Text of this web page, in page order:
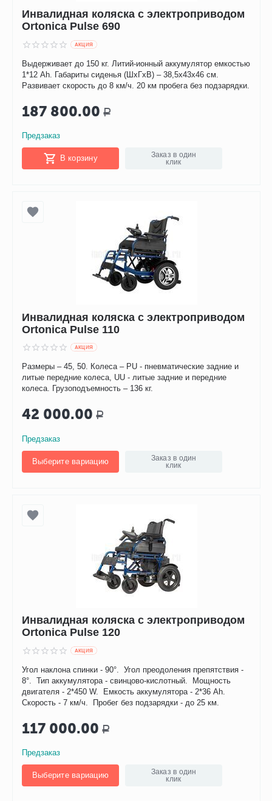
Инвалидная коляска с электроприводом
Ortonica Pulse 690
AКЦИЯ
Выдерживает до 150 кг. Литий-ионный аккумулятор емкостью
1*12 Ah. Габариты сиденья (ШxГxВ) – 38,5x43x46 см.
Развивает скорость до 8 км/ч. 20 км пробега без подзарядки.
187 800.00 Р
Предзаказ
В корзину
Заказ в один
клик
Инвалидная коляска с электроприводом
Ortonica Pulse 110
AКЦИЯ
Размеры – 45, 50. Колеса – PU - пневматические задние и
литые передние колеса, UU - литые задние и передние
колеса. Грузоподъемность – 136 кг.
42 000.00 Р
Предзаказ
Выберите вариацию
Заказ в один
клик
Инвалидная коляска с электроприводом
Ortonica Pulse 120
AКЦИЯ
Угол наклона спинки - 90°. Угол преодоления препятствия -
8°. Тип аккумулятора - свинцово-кислотный. Мощность
двигателя - 2*450 W. Емкость аккумулятора - 2*36 Ah.
Скорость - 7 км/ч. Пробег без подзарядки - до 25 км.
117 000.00 Р
Предзаказ
Выберите вариацию
Заказ в один
клик